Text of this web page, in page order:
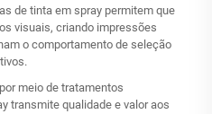
de tinta em spray permitem que
visuais, criando impressões
o comportamento de seleção
meio de tratamentos
transmite qualidade e valor aos